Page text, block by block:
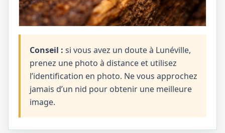
Conseil : si vous avez un doute à Lunéville,
prenez une photo à distance et utilisez
l’identification en photo. Ne vous approchez
jamais d’un nid pour obtenir une meilleure
image.